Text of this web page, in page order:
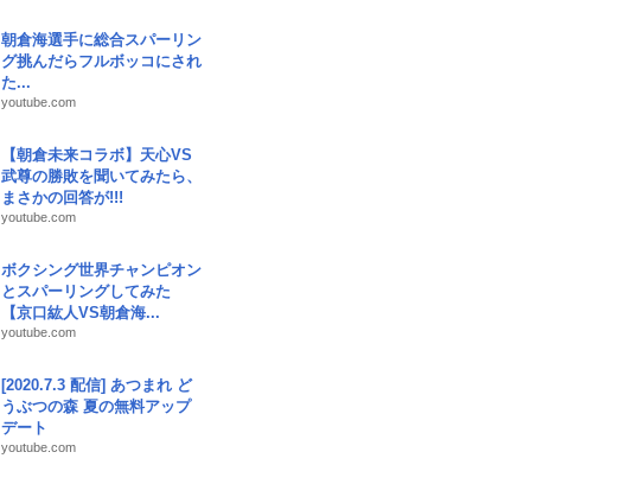
朝倉海選手に総合スパーリン
グ挑んだらフルボッコにされ
た...
youtube.com
【朝倉未来コラボ】天心VS
武尊の勝敗を聞いてみたら、
まさかの回答が!!!
youtube.com
ボクシング世界チャンピオン
とスパーリングしてみた
【京口紘人VS朝倉海...
youtube.com
[2020.7.3 配信] あつまれ ど
うぶつの森 夏の無料アップ
デート
youtube.com